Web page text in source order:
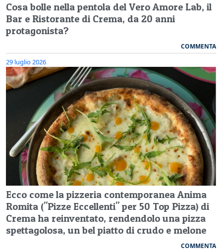
Cosa bolle nella pentola del Vero Amore Lab, il
Bar e Ristorante di Crema, da 20 anni
protagonista?
COMMENTA
29 luglio 2026
Ecco come la pizzeria contemporanea Anima
Romita ("Pizze Eccellenti" per 50 Top Pizza) di
Crema ha reinventato, rendendolo una pizza
spettagolosa, un bel piatto di crudo e melone
COMMENTA